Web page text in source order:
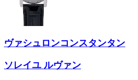
ヴァシュロンコンスタンタン
ソレイユ ルヴァン